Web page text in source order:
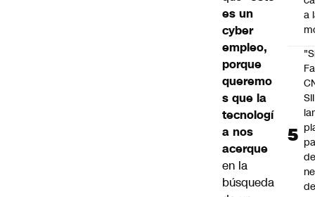
es un
cyber
empleo,
porque
queremo
s que la
tecnologí
a nos
acerque
en la
búsqueda
a
SII
de